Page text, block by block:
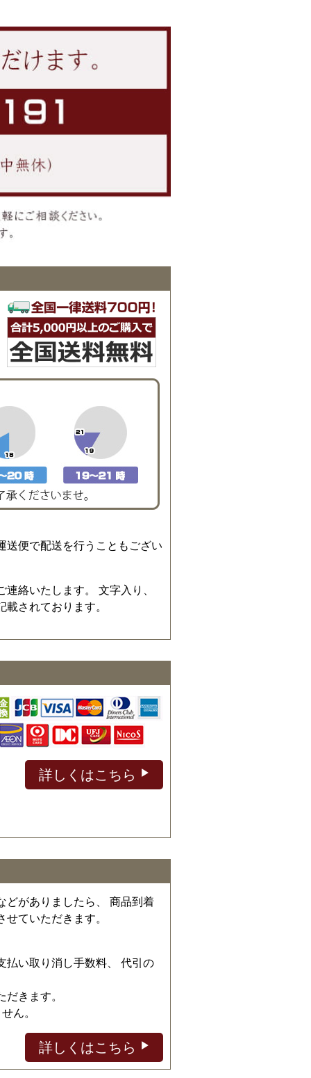
送便で配送を行うこともござい
絡いたします。 文字入り、
されております。
詳しくはこちら
どがありましたら、 商品到着
ていただきます。
払い取り消し手数料、 代引の
きます。
ん。
詳しくはこちら